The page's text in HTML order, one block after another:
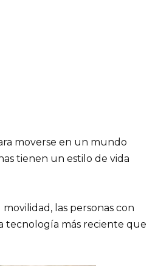
moverse en un mundo
tienen un estilo de vida
las personas con
tecnología más reciente que